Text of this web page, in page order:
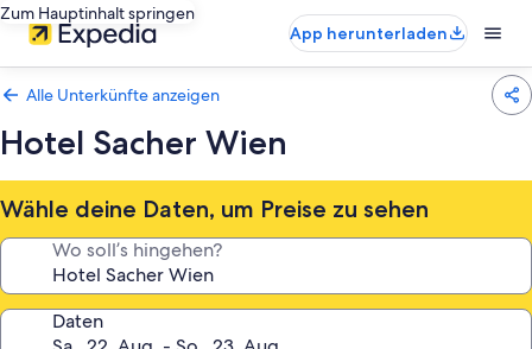
Zum Hauptinhalt springen
App herunterladen
Alle Unterkünfte anzeigen
Hotel Sacher Wien
Wähle deine Daten, um Preise zu sehen
Wo soll’s hingehen?
Daten